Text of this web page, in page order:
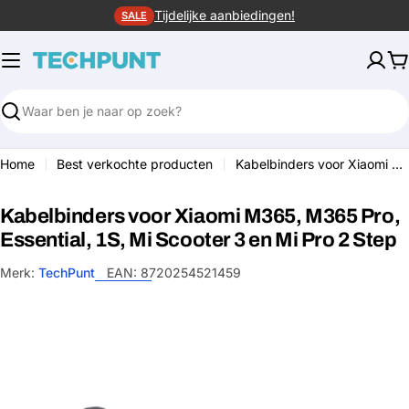
naar
inhoud
SALE Tijdelijke aanbiedingen!
Zoeken
Home Best verkochte producten Kabelbinders voor Xiaomi M365, M365 Pro, Essential, 1S, Mi Scooter 3 en Mi Pro 2 Step
Kabelbinders voor Xiaomi M365, M365 Pro,
Essential, 1S, Mi Scooter 3 en Mi Pro 2 Step
Merk: TechPunt EAN: 8720254521459